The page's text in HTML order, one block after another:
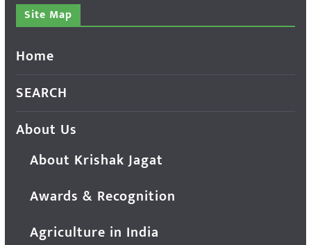
Site Map
Home
SEARCH
About Us
About Krishak Jagat
Awards & Recognition
Agriculture in India